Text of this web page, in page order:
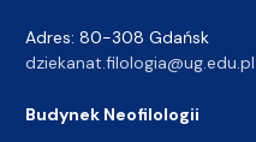
Adres: 80-308 Gdańsk
dziekanat.filologia@ug.edu.pl
Budynek Neofilologii